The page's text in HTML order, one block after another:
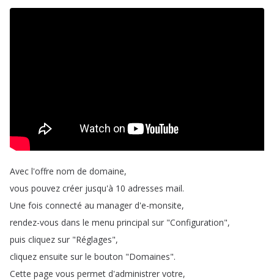
Avec l'offre nom de domaine,
vous pouvez créer jusqu'à 10 adresses mail.
Une fois connecté au manager d'e-monsite,
rendez-vous dans le menu principal sur "Configuration",
puis cliquez sur "Réglages",
cliquez ensuite sur le bouton "Domaines".
Cette page vous permet d'administrer votre,